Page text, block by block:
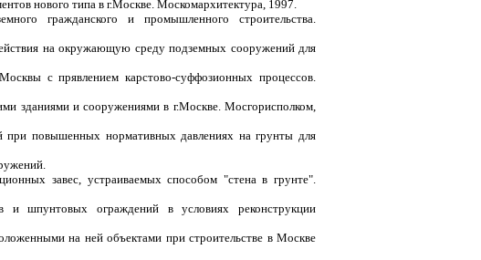
нового типа в г.Москве. Москомархитектура, 1997.
гражданского и промышленного строительства.
на окружающую среду подземных сооружений для
с прявлением карстово-суффозионных процессов.
зданиями и сооружениями в г.Москве. Мосгорисполком,
при повышенных нормативных давлениях на грунты для
завес, устраиваемых способом "стена в грунте".
шпунтовых ограждений в условиях реконструкции
на ней объектами при строительстве в Москве